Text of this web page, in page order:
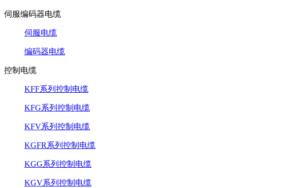
伺服编码器电缆
伺服电缆
编码器电缆
控制电缆
KFF系列控制电缆
KFG系列控制电缆
KFV系列控制电缆
KGFR系列控制电缆
KGG系列控制电缆
KGV系列控制电缆